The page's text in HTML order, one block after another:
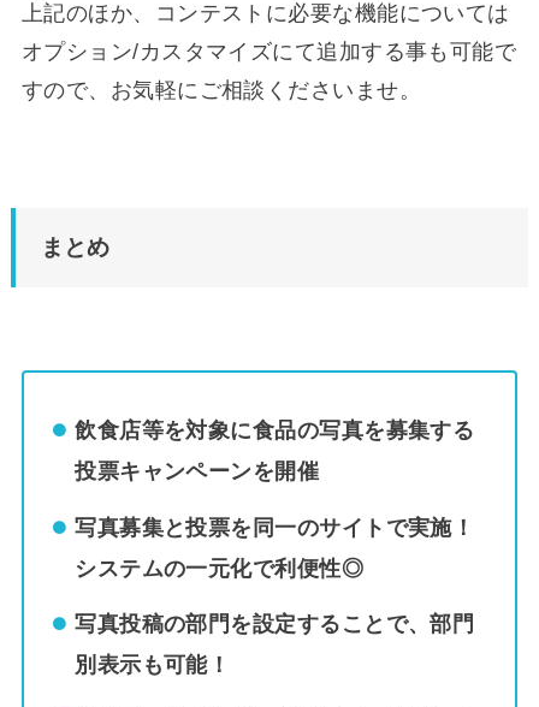
上記のほか、コンテストに必要な機能については
オプション/カスタマイズにて追加する事も可能で
すので、お気軽にご相談くださいませ。
まとめ
飲食店等を対象に食品の写真を募集する
投票キャンペーンを開催
写真募集と投票を同一のサイトで実施！
システムの一元化で利便性◎
写真投稿の部門を設定することで、部門
別表示も可能！